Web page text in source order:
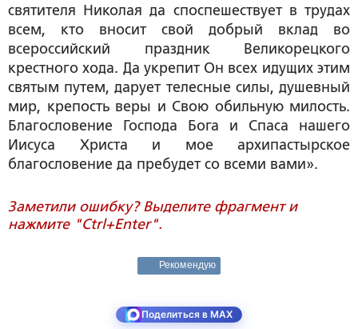
святителя Николая да споспешествует в трудах
всем, кто вносит свой добрый вклад во
всероссийский праздник Великорецкого
крестного хода. Да укрепит Он всех идущих этим
святым путем, дарует телесные силы, душевный
мир, крепость веры и Свою обильную милость.
Благословение Господа Бога и Спаса нашего
Иисуса Христа и мое архипастырское
благословение да пребудет со всеми вами».
Заметили ошибку? Выделите фрагмент и
нажмите "Ctrl+Enter".
Рекомендую
Поделиться в MAX